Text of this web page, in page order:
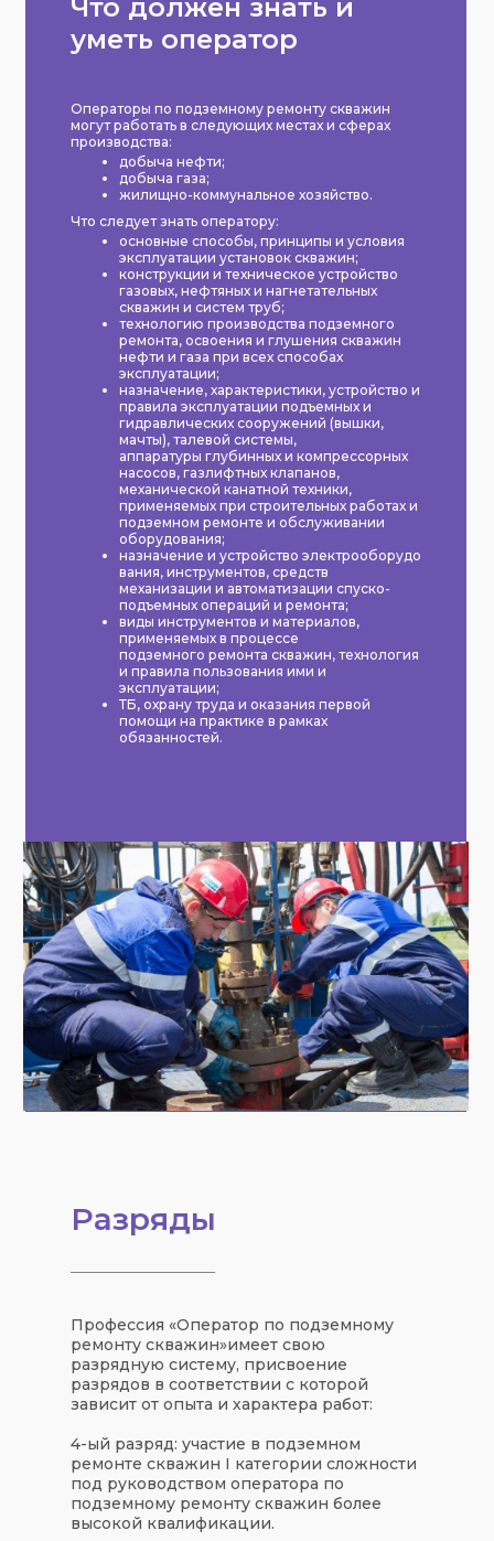
Что должен знать и
уметь оператор
Операторы по подземному ремонту скважин
могут работать в следующих местах и сферах
производства:
добыча нефти;
добыча газа;
жилищно-коммунальное хозяйство.
Что следует знать оператору:
основные способы, принципы и условия
эксплуатации установок скважин;
конструкции и техническое устройство
газовых, нефтяных и нагнетательных
скважин и систем труб;
технологию производства подземного
ремонта, освоения и глушения скважин
нефти и газа при всех способах
эксплуатации;
назначение, характеристики, устройство и
правила эксплуатации подъемных и
гидравлических сооружений (вышки,
мачты), талевой системы,
аппаратуры глубинных и компрессорных
насосов, газлифтных клапанов,
механической канатной техники,
применяемых при строительных работах и
подземном ремонте и обслуживании
оборудования;
назначение и устройство электрооборудо
вания, инструментов, средств
механизации и автоматизации спуско-
подъемных операций и ремонта;
виды инструментов и материалов,
применяемых в процессе
подземного ремонта скважин, технология
и правила пользования ими и
эксплуатации;
ТБ, охрану труда и оказания первой
помощи на практике в рамках
обязанностей.
Разряды
Профессия «Оператор по подземному
ремонту скважин»имеет свою
разрядную систему, присвоение
разрядов в соответствии с которой
зависит от опыта и характера работ:
4-ый разряд: участие в подземном
ремонте скважин I категории сложности
под руководством оператора по
подземному ремонту скважин более
высокой квалификации.